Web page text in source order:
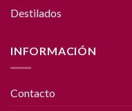
Destilados
INFORMACIÓN
Contacto